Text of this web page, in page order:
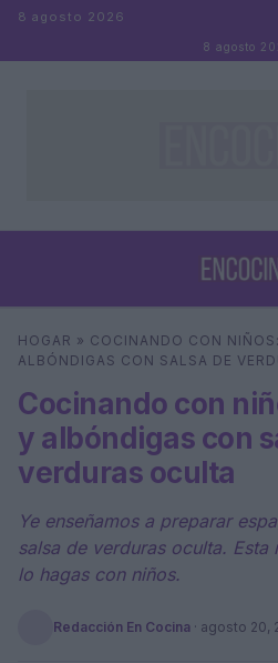
Saltar al contenido
8 agosto 2026
8 agosto
Buscar
HOGAR » COCINANDO CON
ALBÓNDIGAS CON SALSA DE
Cocinando con
y albóndigas con
verduras oculta
Ye enseñamos a preparar
salsa de verduras oculta. Esta
lo hagas con niños.
Redacción En Cocina · agosto 20,